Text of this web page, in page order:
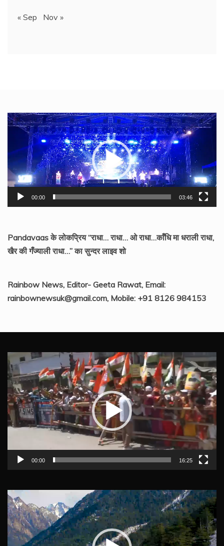
« Sep Nov »
Video
Player
00:00 03:46
Pandavaas के लोकप्रिय “राधा… राधा… ओ राधा…काँधि मा धराली राधा,
खैर की गँज्याली राधा…” का सुन्दर लाइव शो
Rainbow News, Editor- Geeta Rawat, Email:
rainbownewsuk@gmail.com, Mobile: +91 8126 984153
Video
Player
00:00 16:25
Video
Player